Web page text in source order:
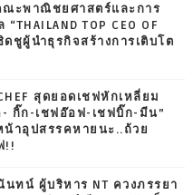
ณะพาณิชยศาสตร์และการ
TOP CEO OF
ดชูผู้นำธุรกิจสร้างการเติบโต
สุดยอดเชฟหักเหลี่ยม
- กิ๊ก-เชฟอ๊อฟ-เชฟบิ๊ก-มีน”
าอุปสรรคหายนะ..ถ้วย
!!
ทน์ ผู้บริหาร NT ควงภรรยา